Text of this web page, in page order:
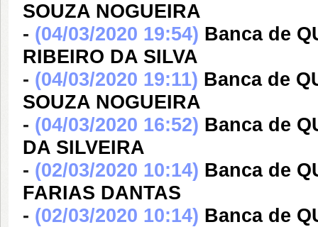
SOUZA NOGUEIRA
- (04/03/2020 19:54) Banca de
RIBEIRO DA SILVA
- (04/03/2020 19:11) Banca de
SOUZA NOGUEIRA
- (04/03/2020 16:52) Banca de
DA SILVEIRA
- (02/03/2020 10:14) Banca de
FARIAS DANTAS
- (02/03/2020 10:14) Banca de